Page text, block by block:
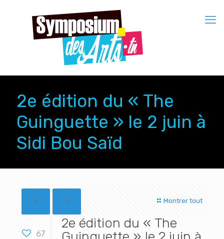
2e édition du « The
Guinguette » le 2 juin à
Sidi Bou Saïd
Montrer tout
67
2e édition du « The